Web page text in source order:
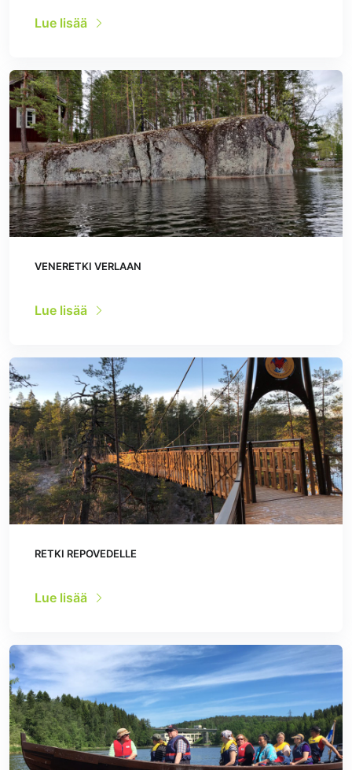
Lue lisää
VENERETKI VERLAAN
Lue lisää
RETKI REPOVEDELLE
Lue lisää